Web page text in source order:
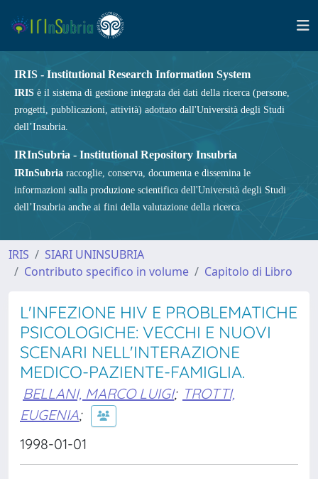
IRIS - Institutional Research Information System
IRIS è il sistema di gestione integrata dei dati della ricerca (persone,
progetti, pubblicazioni, attività) adottato dall'Università degli Studi
dell’Insubria.
IRInSubria - Institutional Repository Insubria
IRInSubria raccoglie, conserva, documenta e dissemina le
informazioni sulla produzione scientifica dell'Università degli Studi
dell’Insubria anche ai fini della valutazione della ricerca.
IRIS
SIARI UNINSUBRIA
Contributo specifico in volume
Capitolo di Libro
L'INFEZIONE HIV E PROBLEMATICHE
PSICOLOGICHE: VECCHI E NUOVI
SCENARI NELL'INTERAZIONE
MEDICO-PAZIENTE-FAMIGLIA.
BELLANI, MARCO LUIGI; TROTTI,
EUGENIA;
1998-01-01